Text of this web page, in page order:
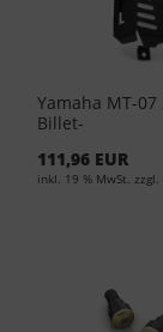
Yamaha MT-07
Billet-
1WS-F2172-00-00
111,96 EUR
inkl. 19 % MwSt. zzgl.